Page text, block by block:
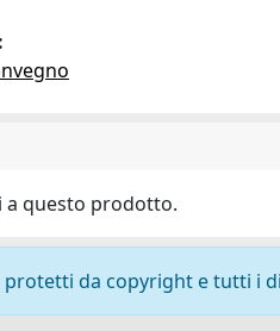
a questo prodotto.
protetti da copyright e tutti i